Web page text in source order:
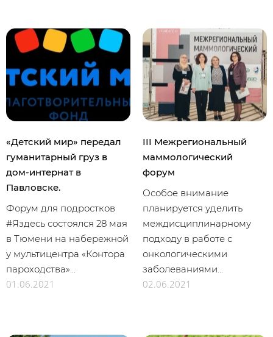
«Детский мир» передал
гуманитарный груз в
дом-интернат в
Павловске.
Форум для подростков
#Яздесь состоялся 28 мая
в Тюмени на набережной
у мультицентра «Контора
пароходства»...
01.06.2021
III Межрегиональный
маммологический
форум
Особое внимание
планируется уделить
междисциплинарному
подходу в работе с
онкологическими
заболеваниями...
02.06.2021